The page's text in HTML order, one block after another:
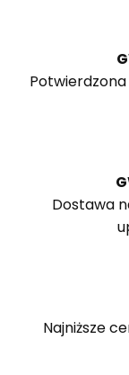
Potwierdzona
Dostawa
Najniższe